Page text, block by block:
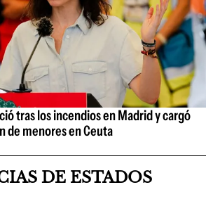
tras los incendios en Madrid y cargó
de menores en Ceuta
DE ESTADOS